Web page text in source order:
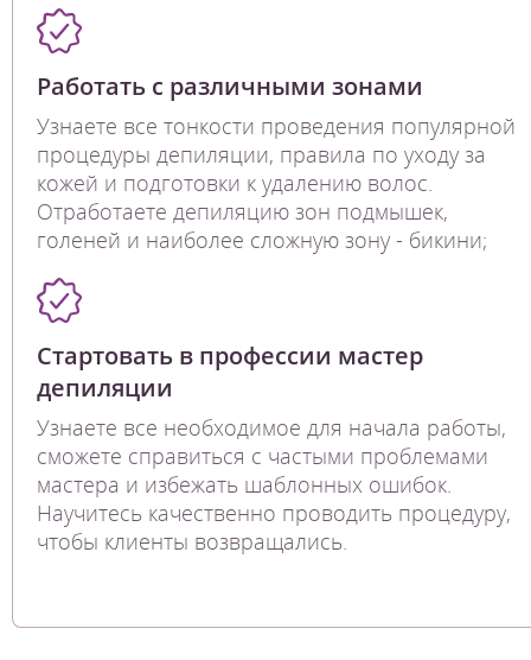
Работать с различными зонами
Узнаете все тонкости проведения популярной
процедуры депиляции, правила по уходу за
кожей и подготовки к удалению волос.
Отработаете депиляцию зон подмышек,
голеней и наиболее сложную зону - бикини;
Стартовать в профессии мастер
депиляции
Узнаете все необходимое для начала работы,
сможете справиться с частыми проблемами
мастера и избежать шаблонных ошибок.
Научитесь качественно проводить процедуру,
чтобы клиенты возвращались.